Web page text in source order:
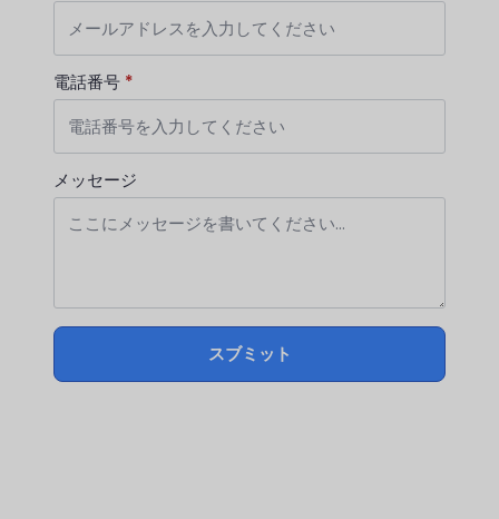
電話番号 *
メッセージ
スブミット